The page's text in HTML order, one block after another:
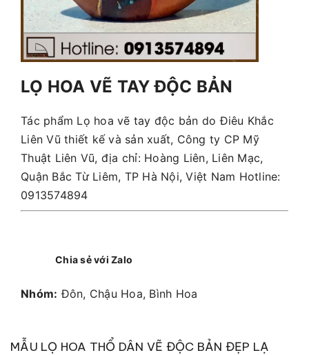
LỌ HOA VẼ TAY ĐỘC BẢN
Tác phẩm Lọ hoa vẽ tay độc bản do Điêu Khắc
Liên Vũ thiết kế và sản xuất, Công ty CP Mỹ
Thuật Liên Vũ, địa chỉ: Hoàng Liên, Liên Mạc,
Quận Bắc Từ Liêm, TP Hà Nội, Việt Nam Hotline:
0913574894
Chia sẻ với Zalo
Nhóm: Đôn, Chậu Hoa, Bình Hoa
MẪU LỌ HOA THỔ DÂN VẼ ĐỘC BẢN ĐẸP LẠ